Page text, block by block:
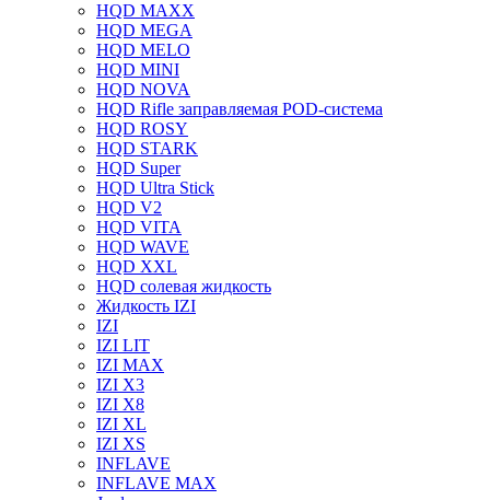
HQD MAXX
HQD MEGA
HQD MELO
HQD MINI
HQD NOVA
HQD Rifle заправляемая POD-система
HQD ROSY
HQD STARK
HQD Super
HQD Ultra Stick
HQD V2
HQD VITA
HQD WAVE
HQD XXL
HQD солевая жидкость
Жидкость IZI
IZI
IZI LIT
IZI MAX
IZI X3
IZI X8
IZI XL
IZI XS
INFLAVE
INFLAVE MAX